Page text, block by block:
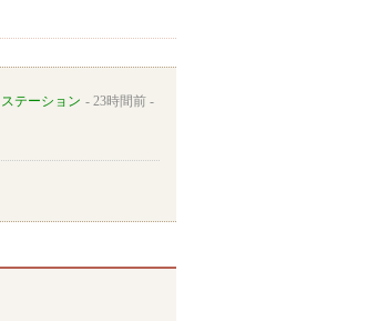
テーション 23時間前